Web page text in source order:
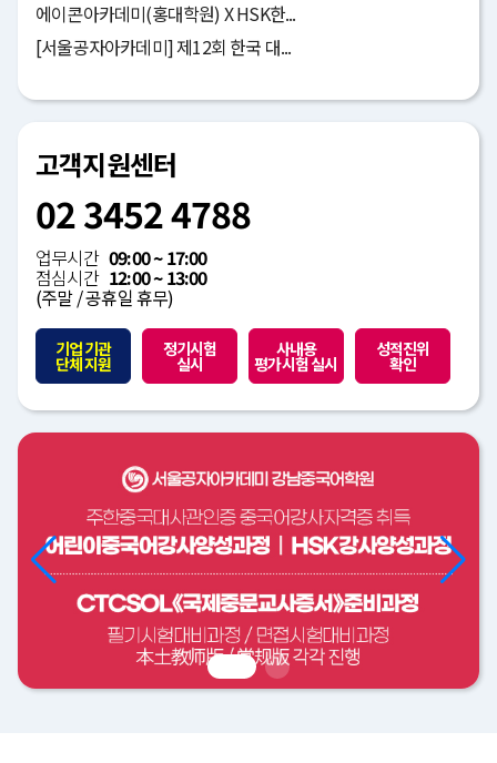
에이콘아카데미(홍대학원) X HSK한...
[서울공자아카데미] 제12회 한국 대...
고객지원센터
02 3452 4788
업무시간 09:00 ~ 17:00
점심시간 12:00 ~ 13:00
(주말 / 공휴일 휴무)
기업 기관
단체 지원
정기시험
실시
사내용
평가시험 실시
성적진위
확인